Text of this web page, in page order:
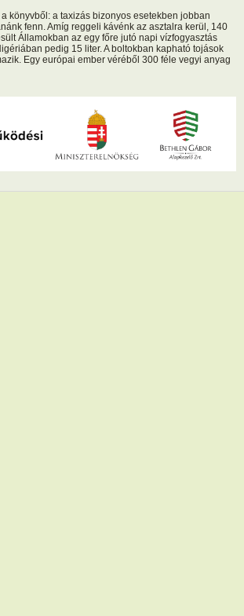
könyvből: a taxizás bizonyos esetekben jobban
fenn. Amíg reggeli kávénk az asztalra kerül, 140
Államokban az egy főre jutó napi vízfogyasztás
pedig 15 liter. A boltokban kapható tojások
Egy európai ember véréből 300 féle vegyi anyag